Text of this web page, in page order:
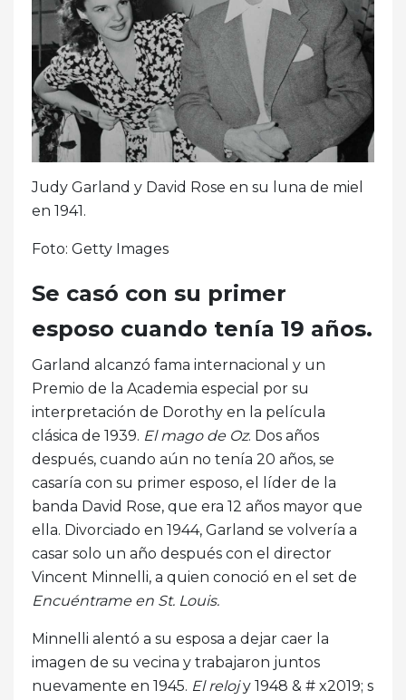
Judy Garland y David Rose en su luna de miel
en 1941.
Foto: Getty Images
Se casó con su primer
esposo cuando tenía 19 años.
Garland alcanzó fama internacional y un
Premio de la Academia especial por su
interpretación de Dorothy en la película
clásica de 1939. El mago de Oz. Dos años
después, cuando aún no tenía 20 años, se
casaría con su primer esposo, el líder de la
banda David Rose, que era 12 años mayor que
ella. Divorciado en 1944, Garland se volvería a
casar solo un año después con el director
Vincent Minnelli, a quien conoció en el set de
Encuéntrame en St. Louis.
Minnelli alentó a su esposa a dejar caer la
imagen de su vecina y trabajaron juntos
nuevamente en 1945. El relojy 1948 & # x2019; s